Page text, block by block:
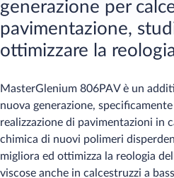
generazione per
pavimentazione,
ottimizzare la
MasterGlenium 806PAV è un
nuova generazione,
realizzazione di pavimentazioni in
chimica di nuovi polimeri
migliora ed ottimizza la reologia
viscose anche in calcestruzzi a